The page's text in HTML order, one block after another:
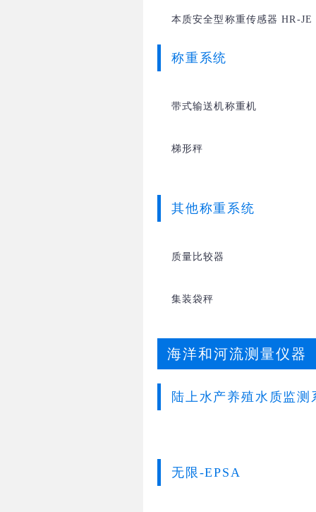
本质安全型称重传感器 HR-
称重系统
带式输送机称重机
梯形秤
其他称重系统
质量比较器
集装袋秤
海洋和河流测量仪器
陆上水产养殖水质监测
无限-EPSA